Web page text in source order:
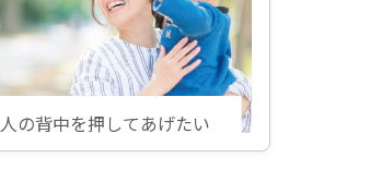
の背中を押してあげたい